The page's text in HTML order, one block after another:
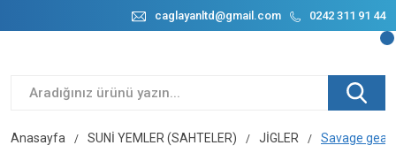
caglayanltd@gmail.com 0242 311 91 44
Anasayfa SUNİ YEMLER (SAHTELER) JİGLER Savage gear